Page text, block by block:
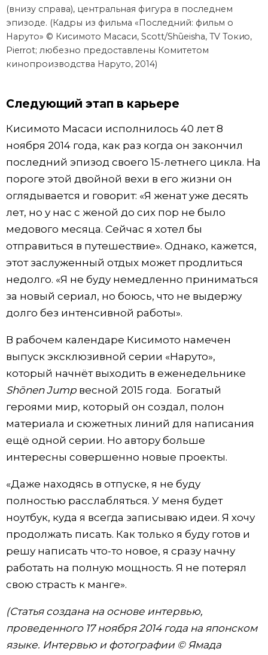
(внизу справа), центральная фигура в последнем
эпизоде. (Кадры из фильма «Последний: фильм о
Наруто» © Кисимото Масаси, Scott/Shūeisha, TV Токио,
Pierrot; любезно предоставлены Комитетом
кинопроизводства Наруто, 2014)
Следующий этап в карьере
Кисимото Масаси исполнилось 40 лет 8
ноября 2014 года, как раз когда он закончил
последний эпизод своего 15-летнего цикла. На
пороге этой двойной вехи в его жизни он
оглядывается и говорит: «Я женат уже десять
лет, но у нас с женой до сих пор не было
медового месяца. Сейчас я хотел бы
отправиться в путешествие». Однако, кажется,
этот заслуженный отдых может продлиться
недолго. «Я не буду немедленно приниматься
за новый сериал, но боюсь, что не выдержу
долго без интенсивной работы».
В рабочем календаре Кисимото намечен
выпуск эксклюзивной серии «Наруто»,
который начнёт выходить в еженедельнике
Shōnen Jumpвесной 2015 года. Богатый
героями мир, который он создал, полон
материала и сюжетных линий для написания
ещё одной серии. Но автору больше
интересны совершенно новые проекты.
«Даже находясь в отпуске, я не буду
полностью расслабляться. У меня будет
ноутбук, куда я всегда записываю идеи. Я хочу
продолжать писать. Как только я буду готов и
решу написать что-то новое, я сразу начну
работать на полную мощность. Я не потерял
свою страсть к манге».
(Статья создана на основе интервью,
проведенного 17 ноября 2014 года на японском
языке. Интервью и фотографии © Ямада